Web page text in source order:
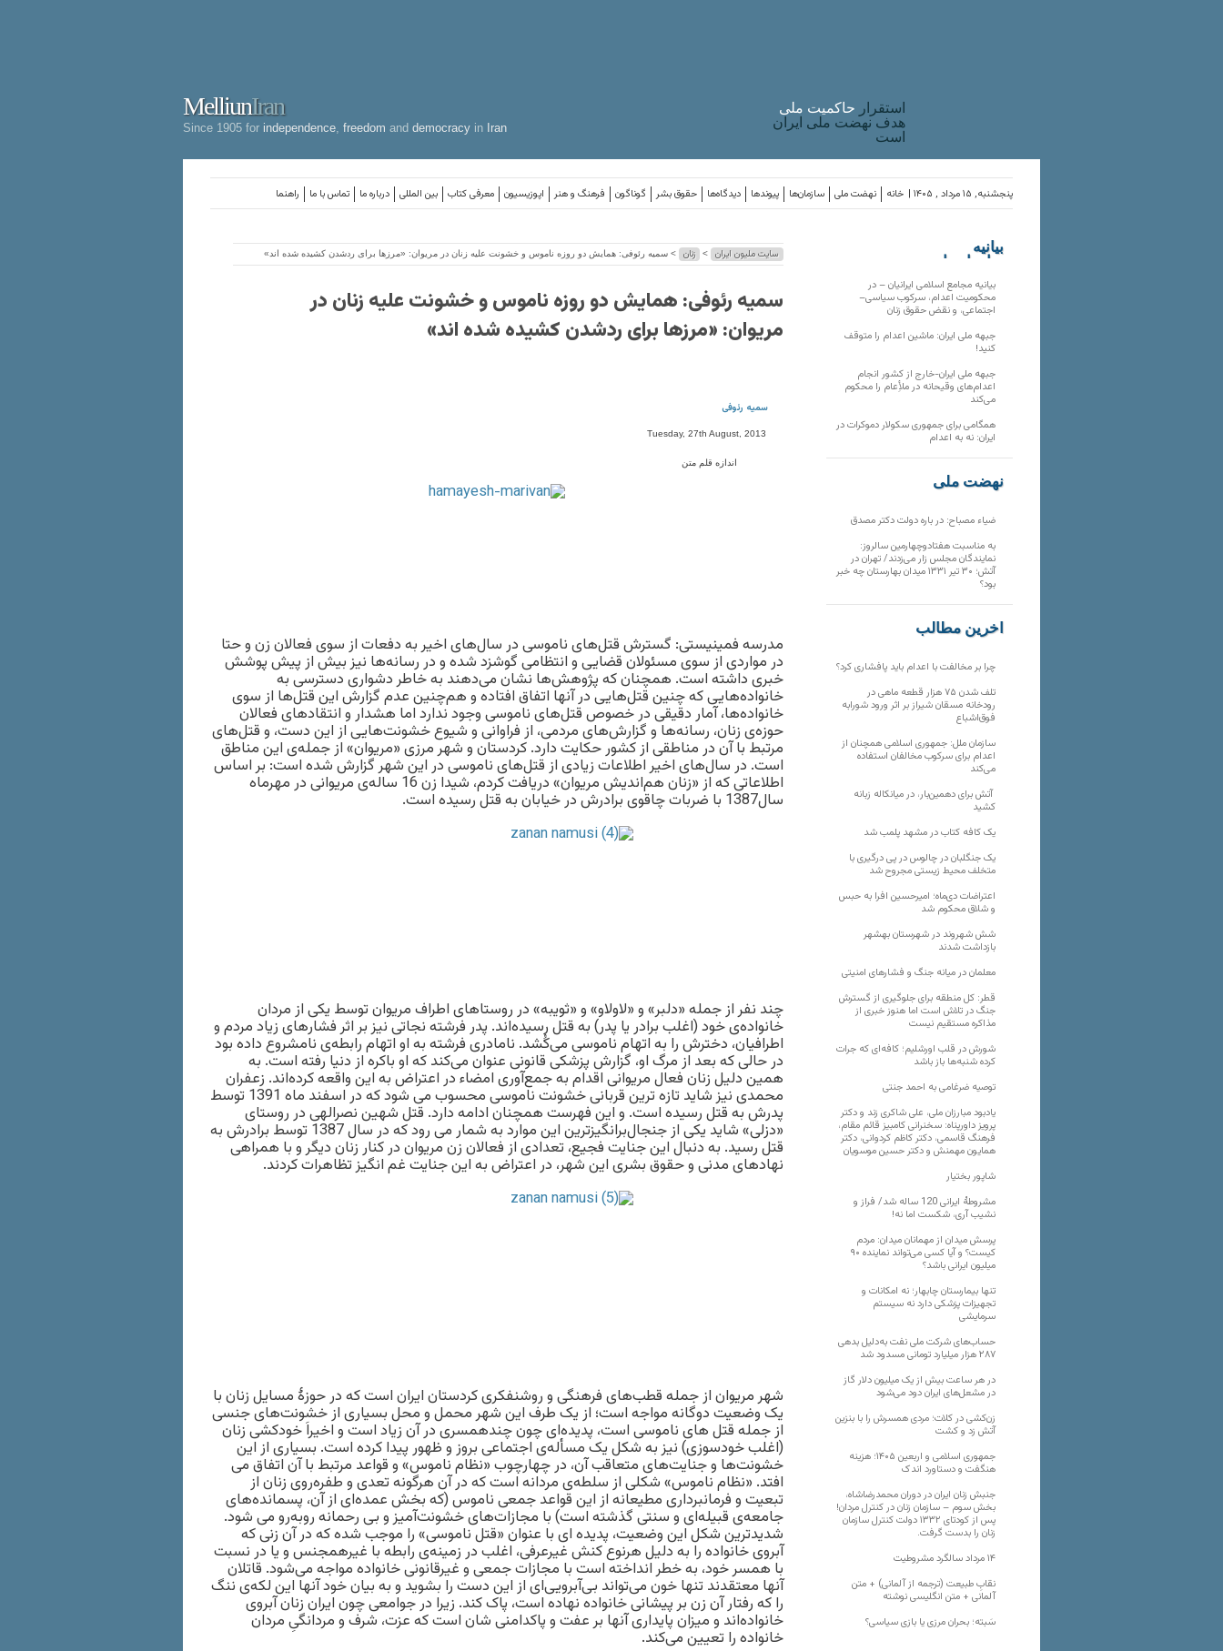
MelliunIran
Since 1905 for independence freedom and democracy in Iran
استقرار حاکميت ملی
هدف نهضت ملی ایران
است
راهنما تماس با ما درباره ما بین المللی معرفی کتاب اپوزیسیون فرهنگ و هنر گوناگون حقوق بشر دیدگاه‌ها پیوندها سازمان‌ها نهضت ملی خانه پنجشنبه, ۱۵ مرداد , ۱۴۰۵ |
سایت ملیون ایران > زنان > سمیه رئوفی: همایش دو روزه ناموس و خشونت علیه زنان در مریوان: «مرزها برای ردشدن کشیده شده اند»
سمیه رئوفی: همایش دو روزه ناموس و خشونت علیه زنان در
مریوان: «مرزها برای ردشدن کشیده شده اند»
سمیه رئوفی
Tuesday, 27th August, 2013
اندازه قلم متن
مدرسه فمینیستی: گسترش قتل‌های ناموسی در سال‌های اخیر به دفعات از سوی فعالان زن و حتا
در مواردی از سوی مسئولان قضایی و انتظامی گوشزد شده و در رسانه‌ها نیز بیش از پیش پوشش
خبری داشته است. همچنان که پژوهش‌ها نشان می‌دهند به خاطر دشواری دسترسی به
خانواده‌هایی‌ که چنین قتل‌هایی در آنها اتفاق افتاده و هم‌چنین عدم گزارش این قتل‌ها از سوی
خانواده‌ها، آمار دقیقی در خصوص قتل‌های ناموسی وجود ندارد اما هشدار و انتقادهای فعالان
حوزه‌ی زنان، رسانه‌ها و گزارش‌های مردمی، از فراوانی و شیوع خشونت‌هایی از این دست، و قتل‌های
مرتبط با آن در مناطقی از کشور حکایت دارد. کردستان و شهر مرزی «مریوان» از جمله‌ی این مناطق
است. در سال‌های اخیر اطلاعات زیادی از قتل‌های ناموسی در این شهر گزارش شده است: بر اساس
اطلاعاتی که از «زنان هم‌اندیش مریوان» دریافت کردم، شیدا زن 16 ساله‌ی مریوانی در مهرماه
سال1387 با ضربات چاقوی برادرش در خیابان به قتل رسیده است.
چند نفر از جمله «دلبر» و «لاولاو» و «ثویبه» در روستاهای اطراف مریوان توسط یکی از مردان
خانواده‌ی خود (اغلب برادر یا پدر) به قتل رسیده‌اند. پدر فرشته نجاتی نیز بر اثر فشارهای زیاد مردم و
اطرافیان، دخترش را به اتهام ناموسی می‌کُشد. نامادری فرشته به او اتهام رابطه‌ی نامشروع داده بود
در حالی که بعد از مرگ او، گزارش پزشکی قانونی عنوان می‌کند که او باکره از دنیا رفته است. به
همین دلیل زنان فعال مریوانی اقدام به جمع‌آوری امضاء در اعتراض به این واقعه کرده‌اند. زعفران
محمدی نیز شاید تازه ترین قربانی خشونت ناموسی محسوب می شود که در اسفند ماه 1391 توسط
پدرش به قتل رسیده است. و این فهرست همچنان ادامه دارد. قتل شهین نصرالهی در روستای
«دزلی» شاید یکی از جنجال‌برانگیزترین این موارد به شمار می رود که در سال 1387 توسط برادرش به
قتل رسید. به دنبال این جنایت فجیع، تعدادی از فعالان زن مریوان در کنار زنان دیگر و با همراهی
نهادهای مدنی و حقوق بشری این شهر، در اعتراض به این جنایت غم انگیز تظاهرات کردند.
شهر مریوان از جمله قطب‌های فرهنگی و روشنفکری کردستان ایران است که در حوزۀ مسایل زنان با
یک وضعیت دوگانه مواجه است؛ از یک طرف این شهر محمل و محل بسیاری از خشونت‌های جنسی
از جمله قتل های ناموسی است، پدیده‌ای چون چندهمسری در آن زیاد است و اخیراَ خودکشی زنان
(اغلب خودسوزی) نیز به شکل یک مسأله‌ی اجتماعی بروز و ظهور پیدا کرده است. بسیاری از این
خشونت‌ها و جنایت‌های متعاقب آن، در چهارچوب «نظام ناموس» و قواعد مرتبط با آن اتفاق می
افتد. «نظام ناموس» شکلی از سلطه‌ی مردانه است که در آن هرگونه تعدی و طفره‌روی زنان از
تبعیت و فرمانبرداری مطیعانه از این قواعد جمعی ناموس (که بخش عمده‌ای از آن، پسمانده‌های
جامعه‌ی قبیله‌ای و سنتی گذشته است) با مجازات‌های خشونت‌آمیز و بی رحمانه روبه‌رو می شود.
شدیدترین شکل این وضعیت، پدیده ای با عنوان «قتل ناموسی» را موجب شده که در آن زنی که
آبروی خانواده را به دلیل هرنوع کنش غیرعرفی، اغلب در زمینه‌ی رابطه با غیرهمجنس و یا در نسبت
با همسر خود، به خطر انداخته است با مجازات جمعی و غیرقانونی خانواده مواجه می‌شود. قاتلان
آنها معتقدند تنها خون می‌تواند بی‌آبرویی‌ای از این دست را بشوید و به بیان خود آنها این لکه‌ی ننگ
را که رفتار آن زن بر پیشانی خانواده نهاده است، پاک کند. زیرا در جوامعی چون ایران زنان آبروی
خانواده‌اند و میزان پایداری آنها بر عفت و پاکدامنی شان است که عزت، شرف و مردانگیِ مردان
خانواده را تعیین می‌کند.
بیانیه
سازمان‌های
بیانیه مجامع اسلامی ایرانیان – در
محکومیت اعدام، سرکوب سیاسی–
اجتماعی، و نقض حقوق زنان
جبهه ملی ایران: ماشین اعدام را متوقف
کنید!
جبهه ملی ایران-خارج از کشور انجام
اعدام‌های وقیحانه در ملأِعام را محکوم
می‌کند
همگامی برای جمهوری سکولار دموکرات در
ایران: نه به اعدام
نهضت ملی
ضیاء مصباح: در باره دولت دکتر مصدق
به مناسبت هفتادوچهارمین سالروز:
نمایندگان مجلس زار می‌زدند/ تهران در
آتش؛ ۳۰ تیر ۱۳۳۱ میدان بهارستان چه خبر
بود؟
آخرین مطالب
چرا بر مخالفت با اعدام باید پافشاری کرد؟
تلف شدن ۷۵ هزار قطعه ماهی در
رودخانه مسقان شیراز بر اثر ورود شورابه
فوق‌اشباع
سازمان ملل: جمهوری اسلامی همچنان از
اعدام برای سرکوب مخالفان استفاده
می‌کند
آتش برای دهمین‌بار، در میانکاله زبانه
کشید
یک کافه کتاب در مشهد پلمب شد
یک جنگلبان در چالوس در پی درگیری با
متخلف محیط زیستی مجروح شد
اعتراضات دی‌ماه؛ امیرحسین افرا به حبس
و شلاق محکوم شد
شش شهروند در شهرستان بهشهر
بازداشت شدند
معلمان در میانه جنگ و فشارهای امنیتی
قطر: کل منطقه برای جلوگیری از گسترش
جنگ در تلاش است اما هنوز خبری از
مذاکره مستقیم نیست
شورش در قلب اورشلیم؛ کافه‌ای که جرات
کرده شنبه‌ها باز باشد
توصیه ضرغامی به احمد جنتی
یادبود مبارزان ملی، علی شاکری زند و دکتر
پرویز داورپناه: سخنرانی کامبیز قائم مقام،
فرهنگ قاسمی، دکتر کاظم کردوانی، دکتر
همایون مهمنش و دکتر حسین موسویان
شاپور بختیار
مشروطۀ ایرانی 120 ساله شد/ فراز و
نشیب آری، شکست اما نه!
پرسش میدان از مهمانان میدان: مردم
کیست؟ و آیا کسی می‌تواند نماینده ۹۰
میلیون ایرانی باشد؟
تنها بیمارستان چابهار؛ نه امکانات و
تجهیزات پزشکی دارد نه سیستم
سرمایشی
حساب‌های شرکت ملی نفت به‌دلیل بدهی
۲۸۷ هزار میلیارد تومانی مسدود شد
در هر ساعت بیش از یک میلیون دلار گاز
در مشعل‌های ایران دود می‌شود
زن‌کشی در کلات؛ مردی همسرش را با بنزین
آتش زد و کشت
جمهوری اسلامی و اربعین ۱۴۰۵؛ هزینه
هنگفت و دستاورد اندک
جنبش زنان ایران در دوران محمدرضاشاه،
بخش سوم – سازمان زنان در کنترل مردان!
پس از کودتای ۱۳۳۲ دولت کنترل سازمان
زنان را بدست گرفت.
۱۴ مرداد سالگرد مشروطیت
نقابِ طبیعت (ترجمه از آلمانی) + متن
آلمانی + متن انگلیسی نوشته
سَبته؛ بحران مرزی یا بازی سیاسی؟